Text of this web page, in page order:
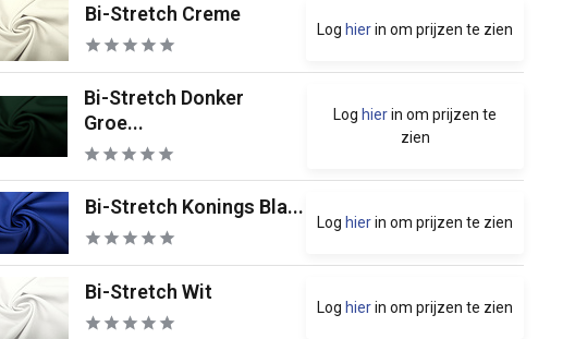
Bi-Stretch Creme
Log hierin om prijzen te zien
Bi-Stretch Donker
Groe...
Log hierin om prijzen te
zien
Bi-Stretch Konings Bla...
Log hierin om prijzen te zien
Bi-Stretch Wit
Log hierin om prijzen te zien